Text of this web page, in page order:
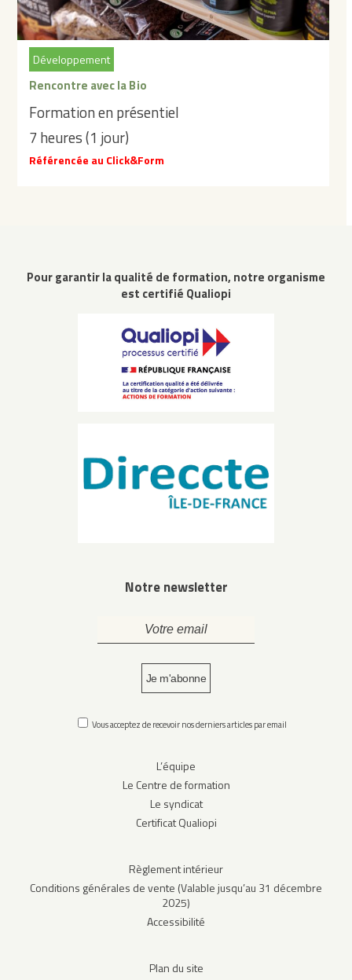
Développement
Rencontre avec la Bio
Formation en présentiel
7 heures (1 jour)
Référencée au Click&Form
Pour garantir la qualité de formation, notre organisme
est certifié Qualiopi
Notre newsletter
Vous acceptez de recevoir nos derniers articles par email
L’équipe
Le Centre de formation
Le syndicat
Certificat Qualiopi
Règlement intérieur
Conditions générales de vente (Valable jusqu’au 31 décembre
2025)
Accessibilité
Plan du site